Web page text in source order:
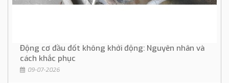
Động cơ đầu đốt không khởi động: Nguyên nhân và
cách khắc phục
09-07-2026